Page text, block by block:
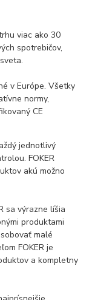
viac ako 30
spotrebičov,
v Európe. Všetky
normy,
CE
jednotlivý
FOKER
akú možno
sa výrazne líšia
produktami
malé
FOKER je
a kompletny